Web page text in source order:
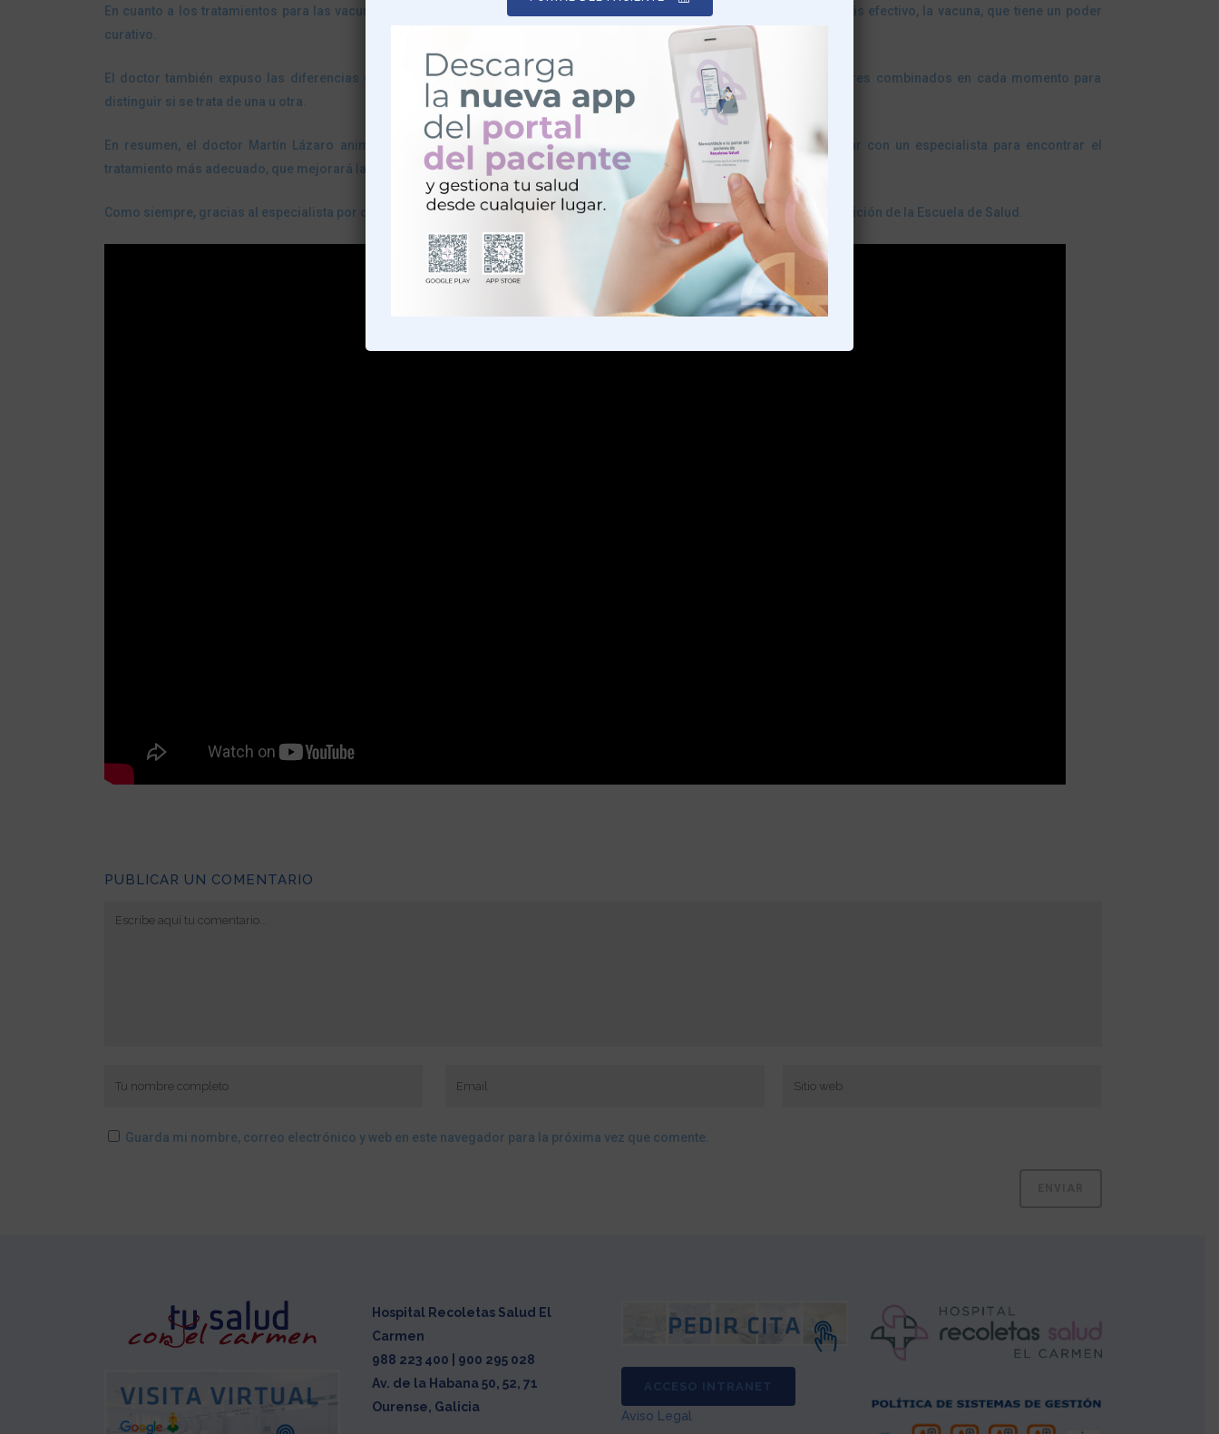
En cuanto a los tratamientos para las vacunas, el doctor Martín Lázaro relató que existen antihistamínicos, colirios y, lo más efectivo, la vacuna, que tiene un poder
curativo.
El doctor también expuso las diferencias entre la alergia y la intolerancia, y cómo hay que estudiar los diferentes factores combinados en cada momento para
distinguir si se trata de una u otra.
En resumen, el doctor Martín Lázaro animó a no conformarse con las inherentes molestias de las alergias, y consultar con un especialista para encontrar el
tratamiento más adecuado, que mejorará la calidad de vida del paciente.
Como siempre, gracias al especialista por compartir sus conocimientos y a todos los que nos acompañaron en una nueva edición de la Escuela de Salud.
PUBLICAR UN COMENTARIO
Guarda mi nombre, correo electrónico y web en este navegador para la próxima vez que comente.
Hospital Recoletas Salud El
Carmen
988 223 400 | 900 295 028
Av. de la Habana 50, 52, 71
Ourense, Galicia
ACCESO INTRANET
Aviso Legal